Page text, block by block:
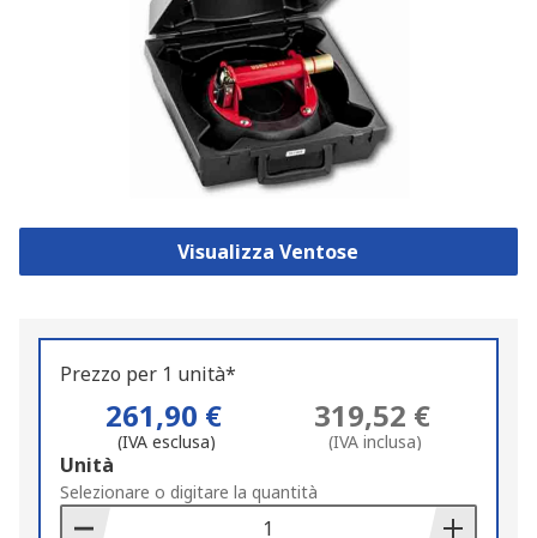
Visualizza Ventose
Prezzo per 1 unità*
261,90 €
(IVA esclusa)
319,52 €
(IVA inclusa)
Add
to
Basket
Unità
Selezionare o digitare la quantità